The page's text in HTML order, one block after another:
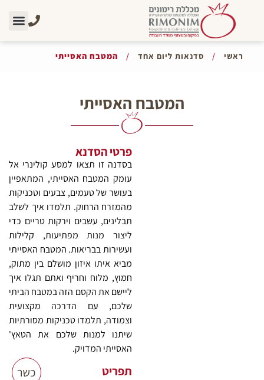
ראשי / סדנאות ליום אחד / המטבח האסייתי
המטבח האסייתי
פרטי הסדנא
בסדנה זו תצאו למסע קולינרי אל
עומק המטבח האסייתי, המתאפיין
בעושר של טעמים, צבעים וטכניקות
מהמזרח הרחוק. תלמדו איך לשלב
תבלינים, עשבים וירקות טריים כדי
ליצור מנות מפתיעות, קלילות
ועשירות בבריאות. המטבח האסייתי
מביא איתו איזון מושלם בין מתוק,
חמוץ, מלוח וחריף ואתם תגלו איך
ליישם את הקסם הזה במטבח הביתי
שלכם, עם הדרכה מקצועית
וצמודה, תלמדו טכניקות מסורתיות
שיתנו למנות שלכם את הטאץ'
האסייתי המדויק.
תפריט